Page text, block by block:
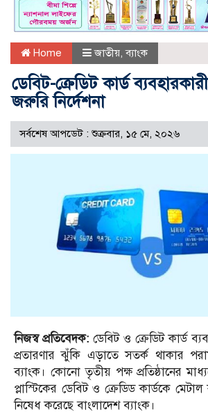
Home জাতীয় ,ব্যাংক
ডেবিট-ক্রেডিট কার্ড
জরুরি নির্দেশনা
সর্বশেষ আপডেট : শুক্রবার, ১৫ মে, ২০২৬
নিজস্ব প্রতিবেদক: ডেবিট ও ক্রেডিট কার্ড
প্রতারণার ঝুঁকি এড়াতে সতর্ক থাকার
ব্যাংক। কোনো তৃতীয় পক্ষ প্রতিষ্ঠানের
প্লাস্টিকের ডেবিট ও ক্রেডিড কার্ডকে
নিষেধ করেছে বাংলাদেশ ব্যাংক।